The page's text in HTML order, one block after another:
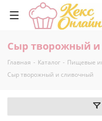
Сыр творожный
Главная - Каталог - Пищевые
Сыр творожный и сливочный